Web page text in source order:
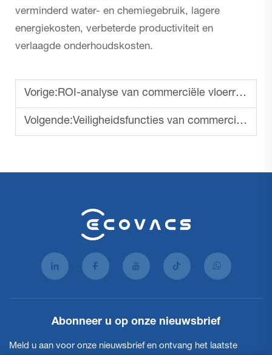
verminderd water- en chemiegebruik, lagere
energiekosten, verbeterde productiviteit en
verlaagde onderhoudskosten.
Vorige:ROI-analyse van commerciële vloerreinigingsmachines
Volgende:Veiligheidsfuncties van commerciële vloerreinigingsmachines
Abonneer u op onze nieuwsbrief
Meld u aan voor onze nieuwsbrief en ontvang het laatste